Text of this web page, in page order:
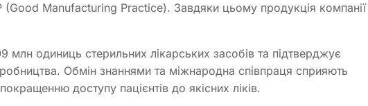
(Good Manufacturing Practice). Завдяки цьому продукція компанії
одиниць стерильних лікарських засобів та підтверджує
Обмін знаннями та міжнародна співпраця сприяють
доступу пацієнтів до якісних ліків.